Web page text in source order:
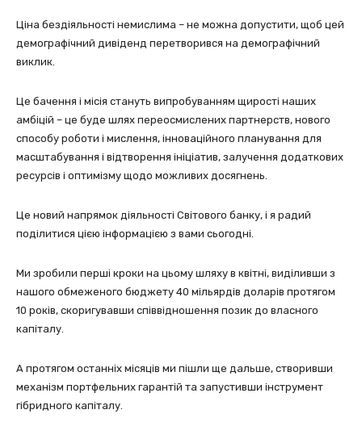
Ціна бездіяльності немислима – не можна допустити, щоб цей
демографічний дивіденд перетворився на демографічний
виклик.
Це бачення і місія стануть випробуванням щирості наших
амбіцій – це буде шлях переосмислених партнерств, нового
способу роботи і мислення, інноваційного планування для
масштабування і відтворення ініціатив, залучення додаткових
ресурсів і оптимізму щодо можливих досягнень.
Це новий напрямок діяльності Світового банку, і я радий
поділитися цією інформацією з вами сьогодні.
Ми зробили перші кроки на цьому шляху в квітні, виділивши з
нашого обмеженого бюджету 40 мільярдів доларів протягом
10 років, скоригувавши співвідношення позик до власного
капіталу.
А протягом останніх місяців ми пішли ще дальше, створивши
механізм портфельних гарантій та запустивши інструмент
гібридного капіталу.